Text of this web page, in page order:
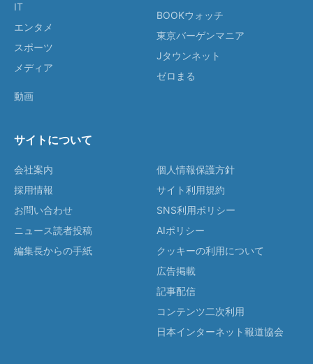
IT
エンタメ
スポーツ
メディア
動画
BOOKウォッチ
東京バーゲンマニア
Jタウンネット
ゼロまる
サイトについて
会社案内
採用情報
お問い合わせ
ニュース読者投稿
編集長からの手紙
個人情報保護方針
サイト利用規約
SNS利用ポリシー
AIポリシー
クッキーの利用について
広告掲載
記事配信
コンテンツ二次利用
日本インターネット報道協会